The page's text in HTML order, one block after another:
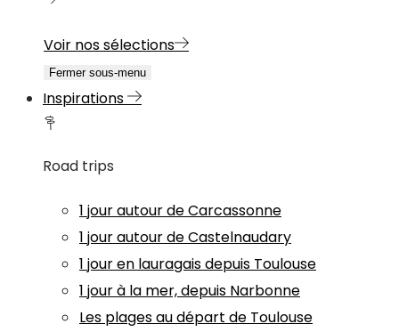
Voir nos sélections
Fermer sous-menu
Inspirations
Road trips
1 jour autour de Carcassonne
1 jour autour de Castelnaudary
1 jour en lauragais depuis Toulouse
1 jour à la mer, depuis Narbonne
Les plages au départ de Toulouse